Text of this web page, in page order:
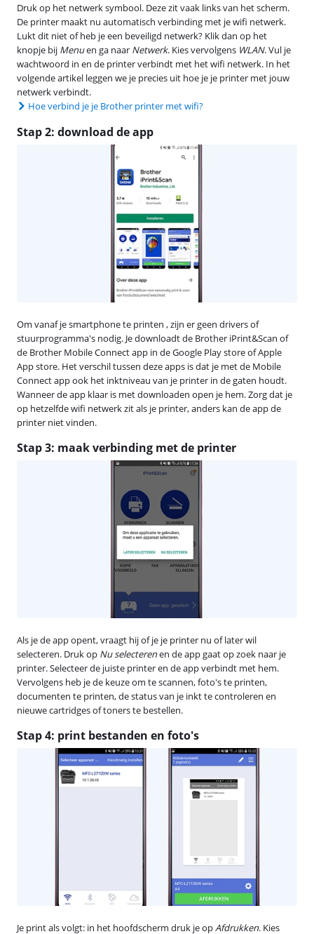
Druk op het netwerk symbool. Deze zit vaak links van het scherm.
De printer maakt nu automatisch verbinding met je wifi netwerk.
Lukt dit niet of heb je een beveiligd netwerk? Klik dan op het
knopje bij Menuen ga naar Netwerk. Kies vervolgens WLAN. Vul je
wachtwoord in en de printer verbindt met het wifi netwerk. In het
volgende artikel leggen we je precies uit hoe je je printer met jouw
netwerk verbindt.
Hoe verbind je je Brother printer met wifi?
Stap 2: download de app
Om vanaf je smartphone te printen , zijn er geen drivers of
stuurprogramma's nodig. Je downloadt de Brother iPrint&Scan of
de Brother Mobile Connect app in de Google Play store of Apple
App store. Het verschil tussen deze apps is dat je met de Mobile
Connect app ook het inktniveau van je printer in de gaten houdt.
Wanneer de app klaar is met downloaden open je hem. Zorg dat je
op hetzelfde wifi netwerk zit als je printer, anders kan de app de
printer niet vinden.
Stap 3: maak verbinding met de printer
Als je de app opent, vraagt hij of je je printer nu of later wil
selecteren. Druk op Nu selecterenen de app gaat op zoek naar je
printer. Selecteer de juiste printer en de app verbindt met hem.
Vervolgens heb je de keuze om te scannen, foto's te printen,
documenten te printen, de status van je inkt te controleren en
nieuwe cartridges of toners te bestellen.
Stap 4: print bestanden en foto's
Je print als volgt: in het hoofdscherm druk je opAfdrukken. Kies